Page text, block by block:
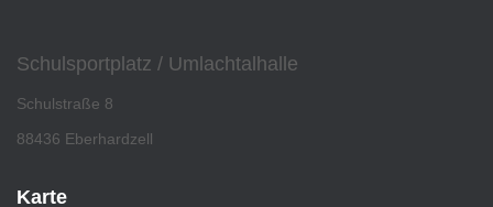
Schulsportplatz / Umlachtalhalle
Schulstraße 8
88436 Eberhardzell
Karte